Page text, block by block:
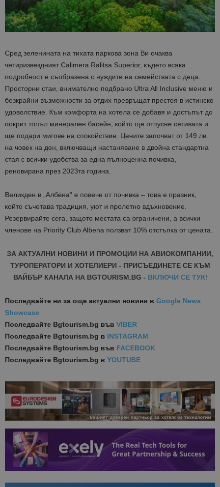
Сред зеленината на тихата паркова зона Ви очаква
четиризвездният Calimera Ralitsa Superior, където всяка
подробност е съобразена с нуждите на семействата с деца.
Просторни стаи, внимателно подбрано Ultra All Inclusive меню и
безкрайни възможности за отдих превръщат престоя в истинско
удоволствие. Към комфорта на хотела се добавя и достъпът до
покрит топъл минерален басейн, който ще отпусне сетивата и
ще подари мигове на спокойствие. Цените започват от 149 лв.
на човек на ден, включващи настаняване в двойна стандартна
стая с всички удобства за една пълноценна почивка,
реновирана през 2023та година.
Великден в „Албена“ е повече от почивка – това е празник,
който съчетава традиция, уют и пролетно вдъхновение.
Резервирайте сега, защото местата са ограничени, а всички
членове на Priority Club Albena ползват 10% отстъпка от цената.
ЗА АКТУАЛНИ НОВИНИ И ПРОМОЦИИ НА АВИОКОМПАНИИ,
ТУРОПЕРАТОРИ И ХОТЕЛИЕРИ - ПРИСЪЕДИНЕТЕ СЕ КЪМ
ВАЙБЪР КАНАЛА НА BGTOURISM.BG - ВКЛЮЧИ СЕ ТУК!
Последвайте ни за още актуални новини в Google News
Showcase
Последвайте Bgtourism.bg във VIBER
Последвайте Bgtourism.bg в INSTAGRAM
Последвайте Bgtourism.bg във FACEBOOK
Последвайте Bgtourism.bg в YOUTUBE